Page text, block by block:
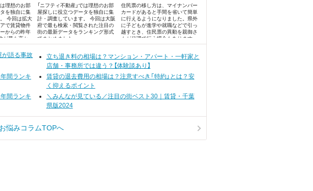
は理想のお部
を独自に集
今回は拡大
で賃貸物件
からの昨年
が最も高か
ングベスト
「ニフティ不動産」では理想のお部
屋探しに役立つデータを独自に集
計・調査しています。 今回は大阪
府で最も検索・閲覧された注目の
街の最新データをランキング形式
でまとめました。
住民票の移し方は、マイナンバー
カードがあると手間を省いて簡単
に行えるようになりました。県外
に子どもが進学や就職などで引っ
越すとき、住民票の異動を親御さ
んが代理で行う場合もあります。
が語る事故
立ち退き料の相場は？マンション・アパート・一軒家と
店舗・事務所では違う？【体験談あり】
間ランキ
賃貸の退去費用の相場は？注意すべき「特約」とは？安
く抑えるポイント
間ランキ
＼みんなが見ている／注目の街ベスト30｜賃貸・千葉
県版2024
お悩みコラムTOPへ